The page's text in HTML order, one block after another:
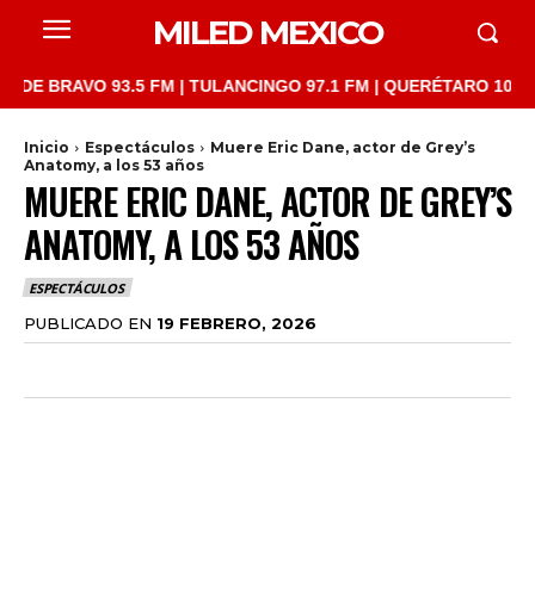
MILED MEXICO
93.5 FM | TULANCINGO 97.1 FM | QUERÉTARO 103.1
Inicio Espectáculos
Muere Eric Dane, actor de Grey’s
Anatomy, a los 53 años
MUERE ERIC DANE, ACTOR DE GREY’S
ANATOMY, A LOS 53 AÑOS
ESPECTÁCULOS
PUBLICADO EN 19 FEBRERO, 2026